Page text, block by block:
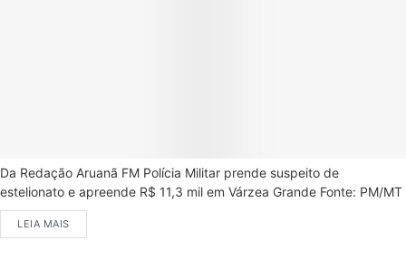
Da Redação Aruanã FM Polícia Militar prende suspeito de
estelionato e apreende R$ 11,3 mil em Várzea Grande Fonte: PM/MT
LEIA MAIS